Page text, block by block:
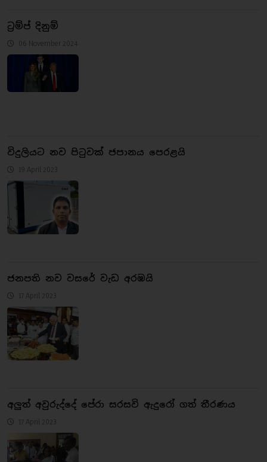
ට්‍රම්ප් දිනුම්
06 November 2024
විදුලියට නව පිටුවක් ජපානය පෙරළයි
19 April 2023
ජනපති නව වසරේ වැඩ අරඹයි
17 April 2023
අලුත් අවුරුද්දේ පේරා සරසවි ඇදුරෝ ගත් තීරණය
17 April 2023